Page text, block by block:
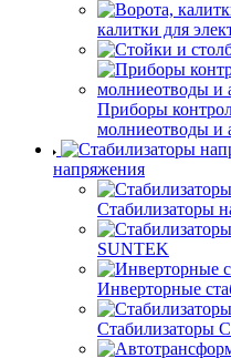
калитки для
Приборы
молниеотводы и
напряжения
Стабилизаторы
SUNTEK
Инверторные
Стабилизаторы